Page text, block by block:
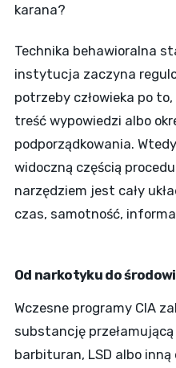
karana?
Technika behawioralna
instytucja zaczyna
potrzeby człowieka po
treść wypowiedzi albo
podporządkowania.
widoczną częścią
narzędziem jest cały
czas, samotność,
Od narkotyku do
Wczesne programy CIA
substancję
barbituran, LSD albo